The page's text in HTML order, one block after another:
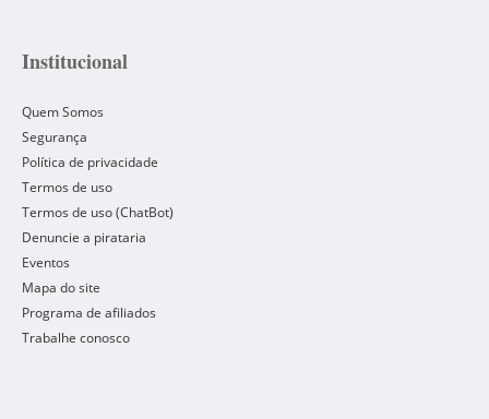
Institucional
Quem Somos
Segurança
Política de privacidade
Termos de uso
Termos de uso (ChatBot)
Denuncie a pirataria
Eventos
Mapa do site
Programa de afiliados
Trabalhe conosco